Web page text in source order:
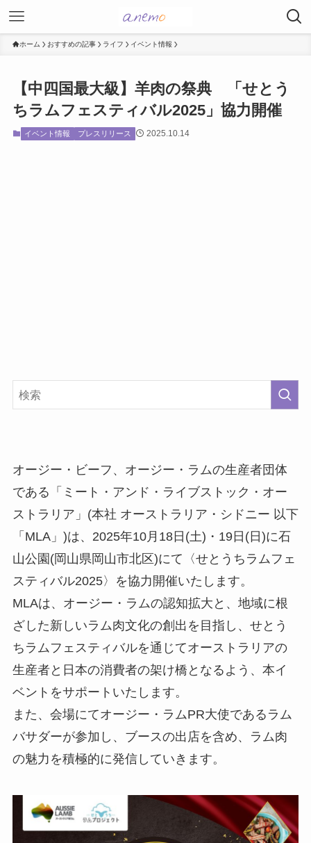
ホーム おすすめの記事 ライフ イベント情報
【中四国最大級】羊肉の祭典 「せとう
ちラムフェスティバル2025」協力開催
イベント情報 プレスリリース 2025.10.14
オージー・ビーフ、オージー・ラムの生産者団体
である「ミート・アンド・ライブストック・オー
ストラリア」(本社 オーストラリア・シドニー 以下
「MLA」)は、2025年10月18日(土)・19日(日)に石
山公園(岡山県岡山市北区)にて〈せとうちラムフェ
スティバル2025〉を協力開催いたします。
MLAは、オージー・ラムの認知拡大と、地域に根
ざした新しいラム肉文化の創出を目指し、せとう
ちラムフェスティバルを通じてオーストラリアの
生産者と日本の消費者の架け橋となるよう、本イ
ベントをサポートいたします。
また、会場にてオージー・ラムPR大使であるラム
バサダーが参加し、ブースの出店を含め、ラム肉
の魅力を積極的に発信していきます。